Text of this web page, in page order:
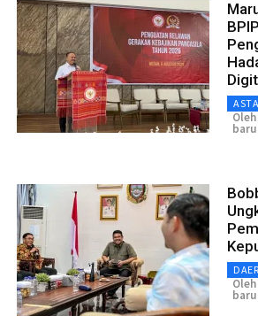
Oleh
baru
Oleh
baru